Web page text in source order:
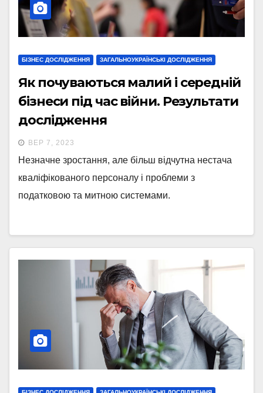
БІЗНЕС ДОСЛІДЖЕННЯ ЗАГАЛЬНОУКРАЇНСЬКІ ДОСЛІДЖЕННЯ
Як почуваються малий і середній
бізнеси під час війни. Результати
дослідження
ВЕР 7, 2023
Незначне зростання, але більш відчутна нестача
кваліфікованого персоналу і проблеми з
податковою та митною системами.